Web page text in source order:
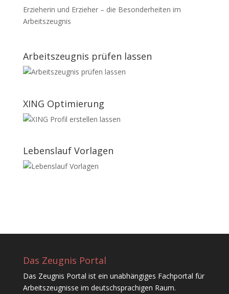
Erzieherin und Erzieher – die Besonderheiten im
Arbeitszeugnis
Arbeitszeugnis prüfen lassen
XING Optimierung
Lebenslauf Vorlagen
Das Zeugnis Portal
Das Zeugnis Portal ist ein unabhängiges Fachportal für
Arbeitszeugnisse im deutschsprachigen Raum.